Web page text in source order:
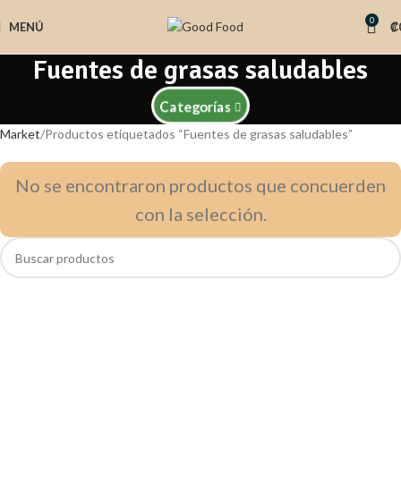
MENÚ 0 ₡
Fuentes de grasas saludables
Categorías
Market Productos etiquetados “Fuentes de grasas saludables”
No se encontraron productos que concuerden
con la selección.